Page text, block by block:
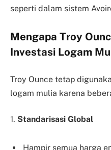
seperti dalam sistem
Mengapa Troy
Investasi Logam
Troy Ounce tetap
logam mulia karena
1. Standarisasi Global
Hampir semua harga